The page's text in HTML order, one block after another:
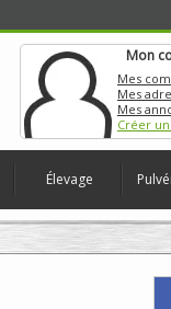
Mon
Mes
Mes
Mes
Créer
Élevage